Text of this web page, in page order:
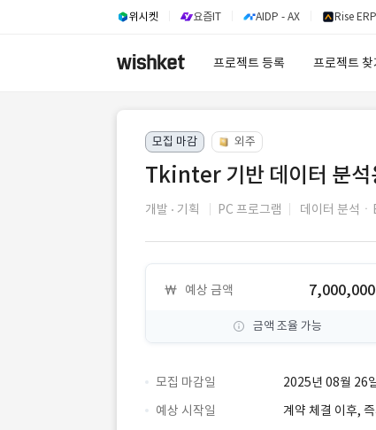
위시켓 요즘IT AIDP - AX Rise ERP
프로젝트 등록 프로젝트 찾
모집 마감 외주
Tkinter 기반 데이터 분석
개발 기획 PC 프로그램 데이터 분석ㆍ
예상 금액 7,000,000
금액 조율 가능
모집 마감일 2025년 08월 26
예상 시작일 계약 체결 이후,